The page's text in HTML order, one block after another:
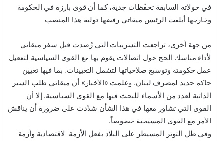
في جولاته السابقة تحفّظات جدية، كما أن قوى بارزة في الحكومة
وخارجها أبلغت الرئيس ميقاتي رفضها توليه هذا المنصب.
من جهة أخرى، تراجعت التسريبات التي رُصدت قبل سفر ميقاتي
لأداء مناسك الحج حول اتصالات يقوم بها مع القوى السياسية لتفعيل
عمل حكومته وتوسيع صلاحياتها لتشمل التعيينات، بما فيها تعيين
حاكم جديد لمصرف لبنان. وعلمت «الأخبار» أن ميقاتي طلب السير
الذاتية لعدد من الأسماء للبحث فيها مع القوى السياسية. إلا أن
القوى التي تشاور معها في هذا الشأن شدّدت على ضرورة أن يناقش
الأمر مع القوى المسيحية خصوصاً.
وفي ظل التوتر المسيطر على البلاد بفعل الأزمة الاقتصادية وأزمة